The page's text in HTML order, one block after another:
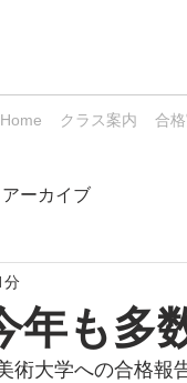
Home クラス案内 合
アーカイブ
も多
分
術大学への合格報